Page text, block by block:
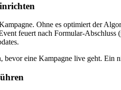
Ohne es optimiert der
feuert nach Formular-
bevor eine Kampagne live geht. Ein